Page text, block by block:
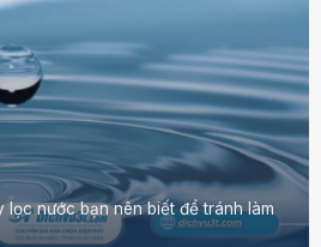
lọc nước bạn nên biết để tránh làm